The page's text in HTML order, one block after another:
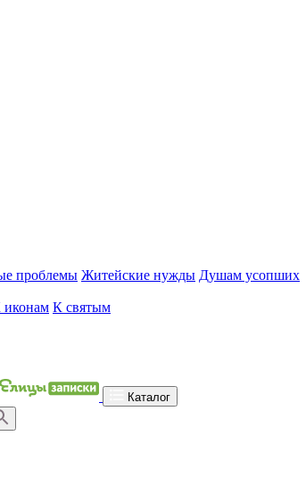
проблемы Житейские нужды Душам усопших
иконам К святым
Каталог